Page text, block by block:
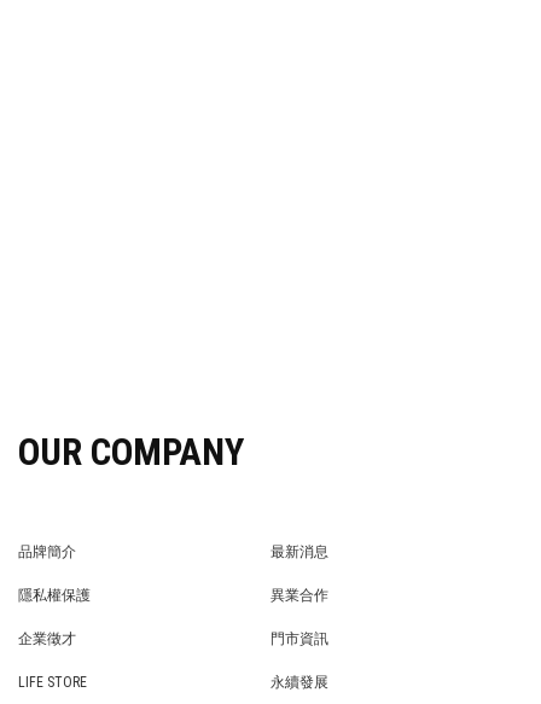
OUR COMPANY
品牌簡介
最新消息
隱私權保護
異業合作
企業徵才
門市資訊
LIFE STORE
永續發展